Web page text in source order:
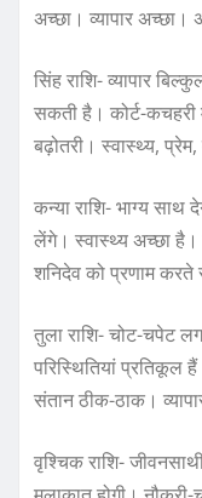
अच्छा। व्यापार
सिंह राशि- व्यापार
सकती है। कोर्ट-
बढ़ोतरी। स्वास्थ्य,
कन्या राशि- भाग्य साथ
लेंगे। स्वास्थ्य अच्छा है।
शनिदेव को प्रणाम करते
तुला राशि- चोट-चपेट
परिस्थितियां प्रतिकूल
संतान ठीक-ठाक।
वृश्चिक राशि-